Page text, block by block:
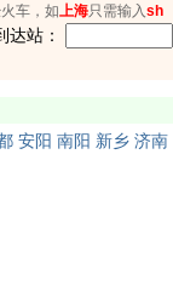
车，如 上海只需输入 sh
达站：
安阳 南阳 新乡 济南